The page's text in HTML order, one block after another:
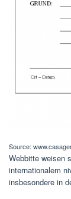
Source:
Webbitte weisen
internationalem
insbesondere in